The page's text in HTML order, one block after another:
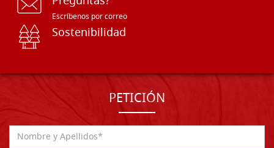
Escríbenos por correo
Sostenibilidad
PETICIÓN